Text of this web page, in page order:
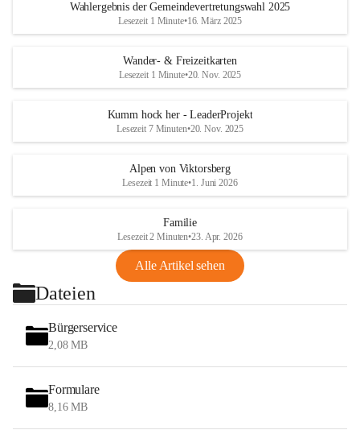
Wahlergebnis der Gemeindevertretungswahl 2025
Lesezeit 1 Minute•16. März 2025
Wander- & Freizeitkarten
Lesezeit 1 Minute•20. Nov. 2025
Kumm hock her - LeaderProjekt
Lesezeit 7 Minuten•20. Nov. 2025
Alpen von Viktorsberg
Lesezeit 1 Minute•1. Juni 2026
Familie
Lesezeit 2 Minuten•23. Apr. 2026
Alle Artikel sehen
Dateien
Bürgerservice
2,08 MB
Formulare
8,16 MB